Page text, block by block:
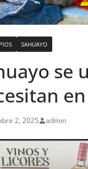
SAHUAYO
se
2, 2025 admin